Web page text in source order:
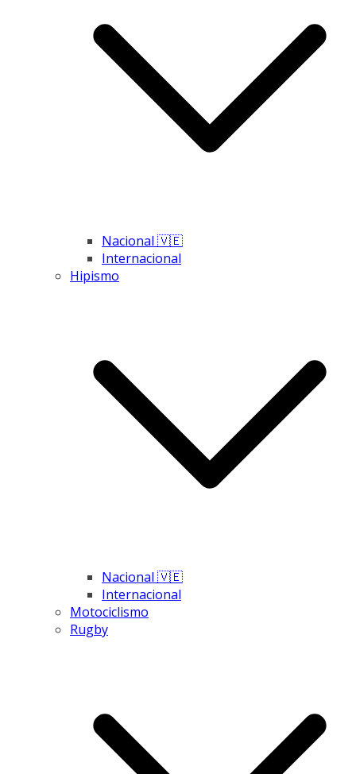
Nacional 🇻🇪
Internacional
Hipismo
Nacional 🇻🇪
Internacional
Motociclismo
Rugby